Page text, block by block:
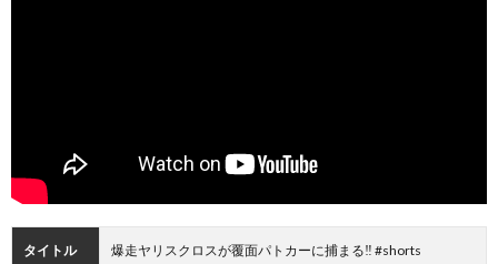
タイトル 爆走ヤリスクロスが覆面パトカーに捕まる‼️ #shorts